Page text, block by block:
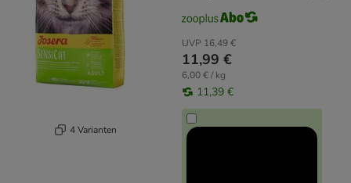
4 Varianten
UVP 16,49 €
11,99 €
6,00 € / kg
11,39 €